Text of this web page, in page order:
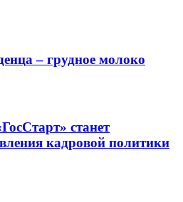
– грудное молоко
станет
кадровой политики